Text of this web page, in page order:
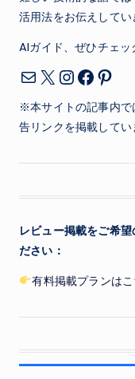
り
活用法をお伝えしてい
AIガイド、ぜひチェ
メールX
※本サイトの記事内で
告リンクを掲載してい
レビュー掲載をご希
ださい：
有料掲載プランはこ